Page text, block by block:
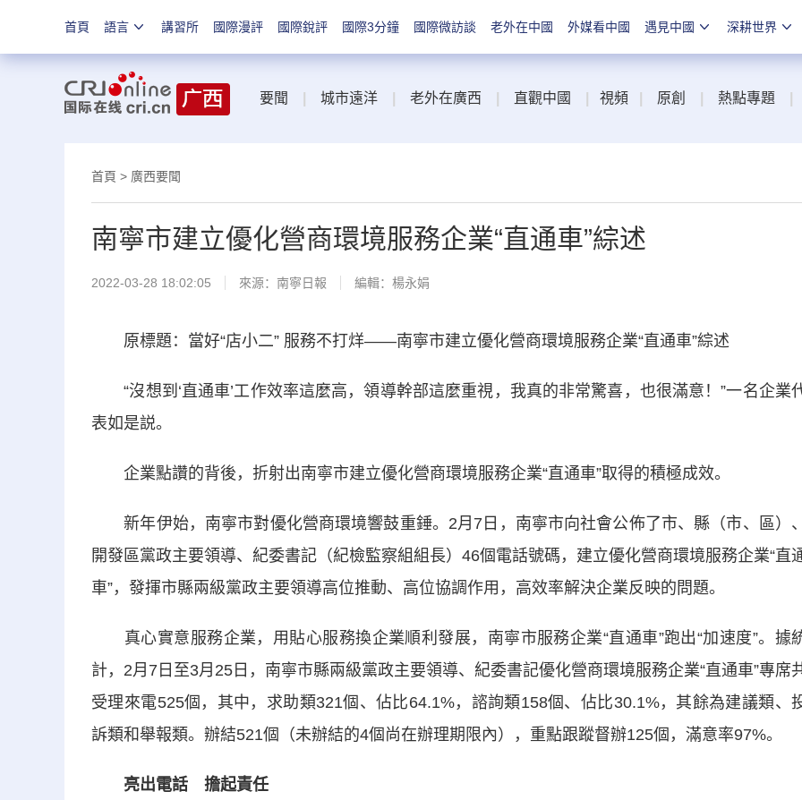
首頁 語言 講習所 國際漫評 國際銳評 國際3分鐘 國際微訪談 老外在中國 外媒看中國 遇見中國 深耕世界
要聞 城市遠洋 老外在廣西 直觀中國 視頻 原創 熱點專題
首頁 > 廣西要聞
南寧市建立優化營商環境服務企業“直通車”綜述
2022-03-28 18:02:05 來源： 南寧日報 編輯：楊永娟
原標題：當好“店小二” 服務不打烊——南寧市建立優化營商環境服務企業“直通車”綜述
“沒想到‘直通車’工作效率這麼高，領導幹部這麼重視，我真的非常驚喜，也很滿意！”一名企業
表如是説。
企業點讚的背後，折射出南寧市建立優化營商環境服務企業“直通車”取得的積極成效。
新年伊始，南寧市對優化營商環境響鼓重錘。2月7日，南寧市向社會公佈了市、縣（市、區）、
開發區黨政主要領導、紀委書記（紀檢監察組組長）46個電話號碼，建立優化營商環境服務企業“直
車”，發揮市縣兩級黨政主要領導高位推動、高位協調作用，高效率解決企業反映的問題。
真心實意服務企業，用貼心服務換企業順利發展，南寧市服務企業“直通車”跑出“加速度”。據
計，2月7日至3月25日，南寧市縣兩級黨政主要領導、紀委書記優化營商環境服務企業“直通車”專席
受理來電525個，其中，求助類321個、佔比64.1%，諮詢類158個、佔比30.1%，其餘為建議類、
訴類和舉報類。辦結521個（未辦結的4個尚在辦理期限內），重點跟蹤督辦125個，滿意率97%。
亮出電話 擔起責任